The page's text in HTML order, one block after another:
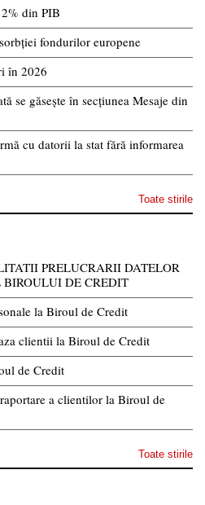
din PIB
fondurilor europene
în 2026
se găsește în secțiunea Mesaje din
cu datorii la stat fără informarea
Toate stirile
PRELUCRARII DATELOR
BIROULUI DE CREDIT
la Biroul de Credit
clientii la Biroul de Credit
de Credit
a clientilor la Biroul de
Toate stirile